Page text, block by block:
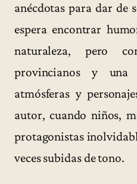
anécdotas para dar de
espera encontrar
naturaleza, pero
provincianos y una
atmósferas y
autor, cuando niños,
protagonistas
veces subidas de tono.